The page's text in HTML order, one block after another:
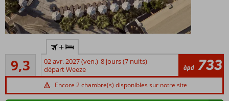
panoramique
Plusieurs
restaurants
environ
9,3
Excellente
40
commentaires
+
02 avr. 2027 (ven.) 8 jours (7 nuits)
départ Weeze
àpd 733
Encore 2 chambre(s) disponibles sur notre site